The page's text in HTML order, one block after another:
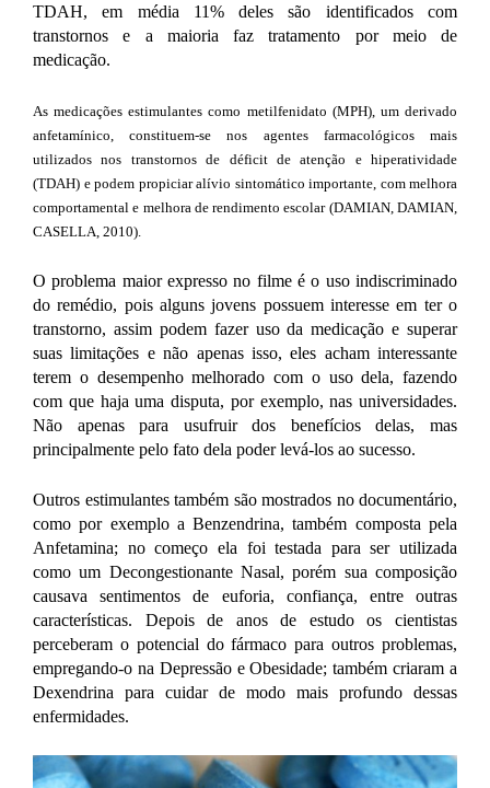
TDAH, em média 11% deles são identificados com
transtornos e a maioria faz tratamento por meio de
medicação.
As medicações estimulantes como metilfenidato (MPH), um derivado
anfetamínico, constituem-se nos agentes farmacológicos mais
utilizados nos transtornos de déficit de atenção e hiperatividade
(TDAH) e podem propiciar alívio sintomático importante, com melhora
comportamental e melhora de rendimento escolar (DAMIAN, DAMIAN,
CASELLA, 2010).
O problema maior expresso no filme é o uso indiscriminado
do remédio, pois alguns jovens possuem interesse em ter o
transtorno, assim podem fazer uso da medicação e superar
suas limitações e não apenas isso, eles acham interessante
terem o desempenho melhorado com o uso dela, fazendo
com que haja uma disputa, por exemplo, nas universidades.
Não apenas para usufruir dos benefícios delas, mas
principalmente pelo fato dela poder levá-los ao sucesso.
Outros estimulantes também são mostrados no documentário,
como por exemplo a Benzendrina, também composta pela
Anfetamina; no começo ela foi testada para ser utilizada
como um Decongestionante Nasal, porém sua composição
causava sentimentos de euforia, confiança, entre outras
características. Depois de anos de estudo os cientistas
perceberam o potencial do fármaco para outros problemas,
empregando-o na Depressão e Obesidade; também criaram a
Dexendrina para cuidar de modo mais profundo dessas
enfermidades.